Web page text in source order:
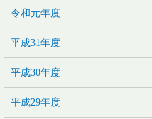
令和元年度
平成31年度
平成30年度
平成29年度